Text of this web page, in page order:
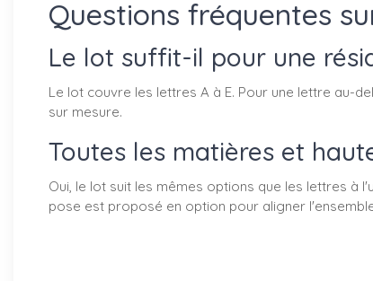
Questions fréquentes
Le lot suffit-il pour une
Le lot couvre les lettres A à E. Pour une lettre au-
sur mesure.
Toutes les matières et
Oui, le lot suit les mêmes options que les lettres à
pose est proposé en option pour aligner